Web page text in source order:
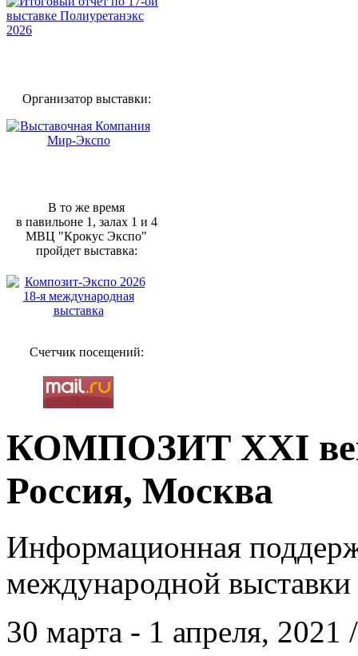
Организатор выставки:
В то же время
в павильоне 1, залах 1 и 4
МВЦ "Крокус Экспо"
пройдет выставка:
Счетчик посещений:
КОМПОЗИТ XXI
Россия, Москва
Информационная
международной
30 марта - 1 апреля,